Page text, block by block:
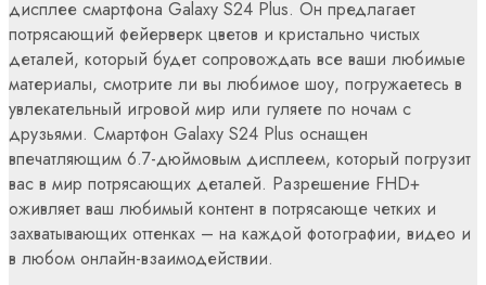
дисплее смартфона Galaxy S24 Plus. Он предлагает
потрясающий фейерверк цветов и кристально чистых
деталей, который будет сопровождать все ваши любимые
материалы, смотрите ли вы любимое шоу, погружаетесь в
увлекательный игровой мир или гуляете по ночам с
друзьями. Смартфон Galaxy S24 Plus оснащен
впечатляющим 6.7-дюймовым дисплеем, который погрузит
вас в мир потрясающих деталей. Разрешение FHD+
оживляет ваш любимый контент в потрясающе четких и
захватывающих оттенках – на каждой фотографии, видео и
в любом онлайн-взаимодействии.